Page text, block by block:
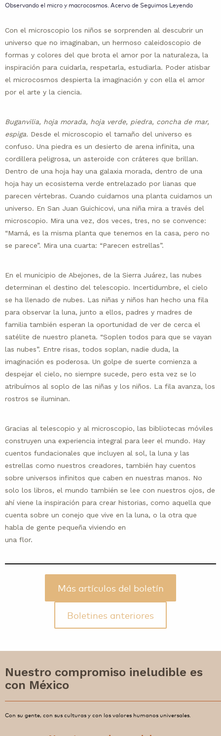
Observando el micro y macrocosmos. Acervo de Seguimos Leyendo
Con el microscopio los niños se sorprenden al descubrir un
universo que no imaginaban, un hermoso caleidoscopio de
formas y colores del que brota el amor por la naturaleza, la
inspiración para cuidarla, respetarla, estudiarla. Poder atisbar
el microcosmos despierta la imaginación y con ella el amor
por el arte y la ciencia.
Buganvilia, hoja morada, hoja verde, piedra, concha de mar,
espiga. Desde el microscopio el tamaño del universo es
confuso. Una piedra es un desierto de arena infinita, una
cordillera peligrosa, un asteroide con cráteres que brillan.
Dentro de una hoja hay una galaxia morada, dentro de una
hoja hay un ecosistema verde entrelazado por lianas que
parecen vértebras. Cuando cuidamos una planta cuidamos un
universo. En San Juan Guichicovi, una niña mira a través del
microscopio. Mira una vez, dos veces, tres, no se convence:
“Mamá, es la misma planta que tenemos en la casa, pero no
se parece”. Mira una cuarta: “Parecen estrellas”.
En el municipio de Abejones, de la Sierra Juárez, las nubes
determinan el destino del telescopio. Incertidumbre, el cielo
se ha llenado de nubes. Las niñas y niños han hecho una fila
para observar la luna, junto a ellos, padres y madres de
familia también esperan la oportunidad de ver de cerca el
satélite de nuestro planeta. “Soplen todos para que se vayan
las nubes”. Entre risas, todos soplan, nadie duda, la
imaginación es poderosa. Un golpe de suerte comienza a
despejar el cielo, no siempre sucede, pero esta vez se lo
atribuímos al soplo de las niñas y los niños. La fila avanza, los
rostros se iluminan.
Gracias al telescopio y al microscopio, las bibliotecas móviles
construyen una experiencia integral para leer el mundo. Hay
cuentos fundacionales que incluyen al sol, la luna y las
estrellas como nuestros creadores, también hay cuentos
sobre universos infinitos que caben en nuestras manos. No
solo los libros, el mundo también se lee con nuestros ojos, de
ahí viene la inspiración para crear historias, como aquella que
cuenta sobre un conejo que vive en la luna, o la otra que
habla de gente pequeña viviendo en
una flor.
Más artículos del boletín
Boletines anteriores
Nuestro compromiso ineludible es
con México
Con su gente, con sus culturas y con los valores humanos universales.